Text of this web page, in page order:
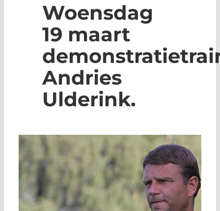
Woensdag
19 maart
Andries
Ulderink.